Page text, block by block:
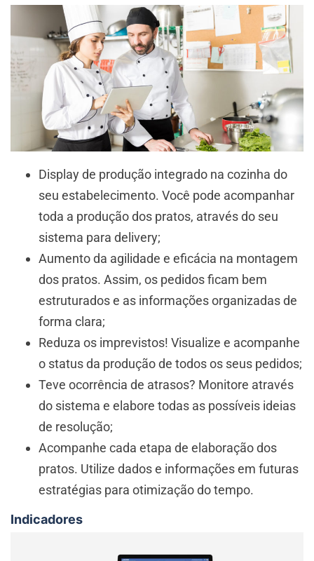
Display de produção integrado na cozinha do
seu estabelecimento. Você pode acompanhar
toda a produção dos pratos, através do seu
sistema para delivery;
Aumento da agilidade e eficácia na montagem
dos pratos. Assim, os pedidos ficam bem
estruturados e as informações organizadas de
forma clara;
Reduza os imprevistos! Visualize e acompanhe
o status da produção de todos os seus pedidos;
Teve ocorrência de atrasos? Monitore através
do sistema e elabore todas as possíveis ideias
de resolução;
Acompanhe cada etapa de elaboração dos
pratos. Utilize dados e informações em futuras
estratégias para otimização do tempo.
Indicadores